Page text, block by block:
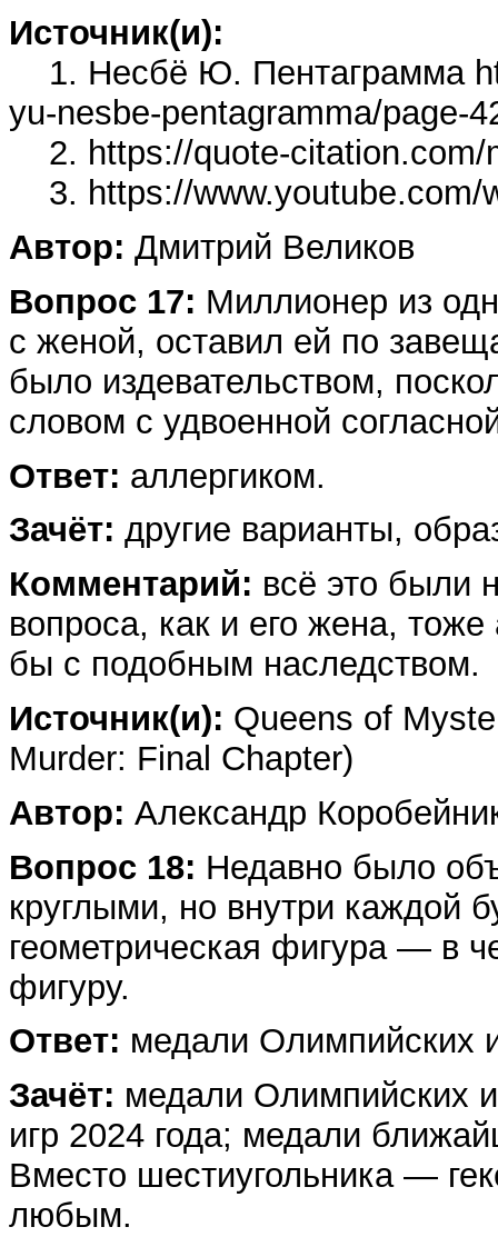
Источник(и):
1. Несбё Ю. Пентаграмма
yu-nesbe-pentagramma/page-
2. https://quote-citation.com/
3. https://www.youtube.com/
Автор: Дмитрий Великов
Вопрос 17: Миллионер из
с женой, оставил ей по
было издевательством,
словом с удвоенной
Ответ: аллергиком.
Зачёт: другие варианты,
Комментарий: всё это были
вопроса, как и его жена,
бы с подобным наследством.
Источник(и): Queens of
Murder: Final Chapter)
Автор: Александр
Вопрос 18: Недавно было
круглыми, но внутри каждой
геометрическая фигура — в
фигуру.
Ответ: медали Олимпийских
Зачёт: медали Олимпийских
игр 2024 года; медали
Вместо шестиугольника —
любым.